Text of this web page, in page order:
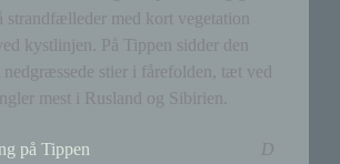
strandfælleder med kort vegetation
kystlinjen. På Tippen sidder den
nedgræssede stier i fårefolden, tæt ved
mest i Rusland og Sibirien.
D